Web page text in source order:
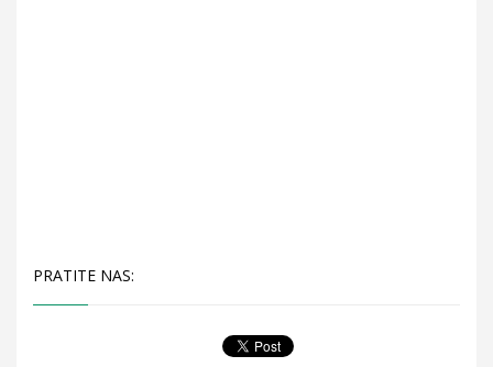
PRATITE NAS: